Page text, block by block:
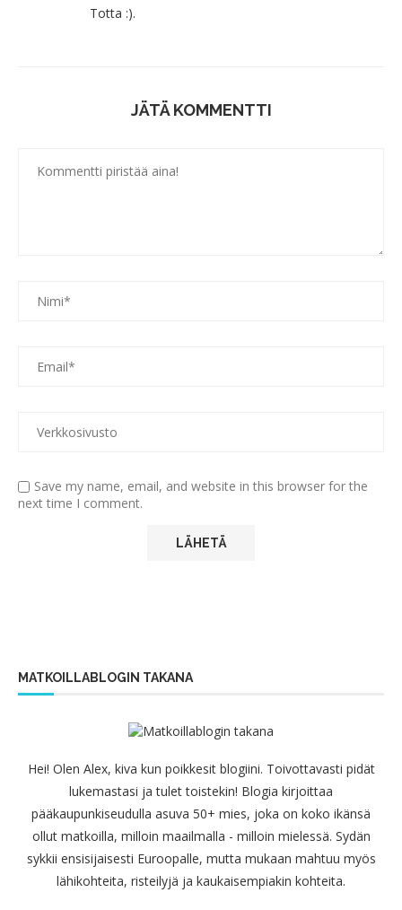
Totta :).
JÄTÄ KOMMENTTI
Save my name, email, and website in this browser for the
next time I comment.
MATKOILLABLOGIN TAKANA
Hei! Olen Alex, kiva kun poikkesit blogiini. Toivottavasti pidät
lukemastasi ja tulet toistekin! Blogia kirjoittaa
pääkaupunkiseudulla asuva 50+ mies, joka on koko ikänsä
ollut matkoilla, milloin maailmalla - milloin mielessä. Sydän
sykkii ensisijaisesti Euroopalle, mutta mukaan mahtuu myös
lähikohteita, risteilyjä ja kaukaisempiakin kohteita.